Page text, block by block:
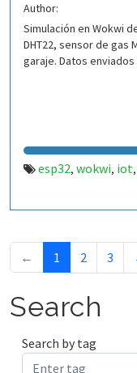
Author:
Simulación en Wokwi
DHT22, sensor de gas
garaje. Datos
esp32, wokwi, iot,
← 1 2 3
Search
Search by tag